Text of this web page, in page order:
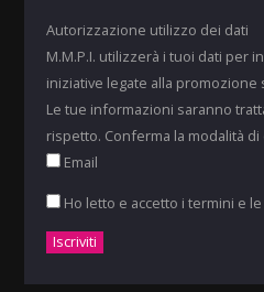
Autorizzazione utilizzo dei dati
M.M.P.I. utilizzerà i tuoi dati per
iniziative legate alla
Le tue informazioni saranno
rispetto. Conferma la modalità
Email
Ho letto e accetto i termini e